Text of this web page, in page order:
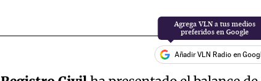
Añadir VLN Radio en